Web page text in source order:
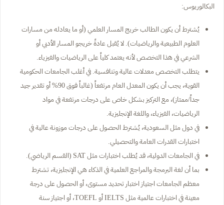
البكالوريوس:
يُشترط أن يكون الطالب خريج المسار العلمي (أو ما يعادله من مسارات
العلوم الطبيعية والرياضيات). لا يُقبل عادةً خريجو المسار الأدبي أو
الشرعي في هذا التخصص لأنه يعتمد كلياً على الرياضيات والفيزياء.
يتطلب التخصص معدلات عالية وتنافسية. في أغلب الجامعات الحكومية
القوية، يجب أن يكون المعدل العام مرتفعاً (غالباً فوق 90% أو تقدير جيد
جداً/ممتاز)، مع التركيز بشكل خاص على درجات مرتفعة في مواد
الرياضيات، الفيزياء، واللغة الإنجليزية.
في دول مثل السعودية، يُشترط الحصول على درجات موزونة عالية في
اختبارات القدرات العامة والتحصيلي.
في الجامعات الدولية، قد يُطلب اختبارات مثل SAT (القسم الرياضي).
بما أن لغة البرمجة والمراجع العلمية في الذكاء هي الإنجليزية، تشترط
معظم الجامعات اجتياز اختبار تحديد مستوى، أو الحصول على درجة
معينة في اختبارات عالمية مثل IELTS أو TOEFL، أو اجتياز سنة